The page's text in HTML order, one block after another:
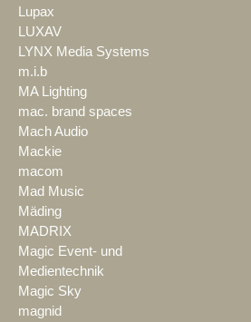
Lupax
LUXAV
LYNX Media Systems
m.i.b
MA Lighting
mac. brand spaces
Mach Audio
Mackie
macom
Mad Music
Mäding
MADRIX
Magic Event- und
Medientechnik
Magic Sky
magnid